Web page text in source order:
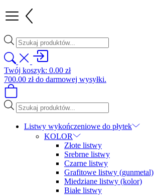
Wyszukiwarka
produktów
Twój koszyk: 0.00 zł
700.00 złdo darmowej wysyłki.
Wyszukiwarka
produktów
Listwy wykończeniowe do płytek
KOLOR
Złote listwy
Srebrne listwy
Czarne listwy
Grafitowe listwy (gunmetal)
Miedziane listwy (kolor)
Białe listwy